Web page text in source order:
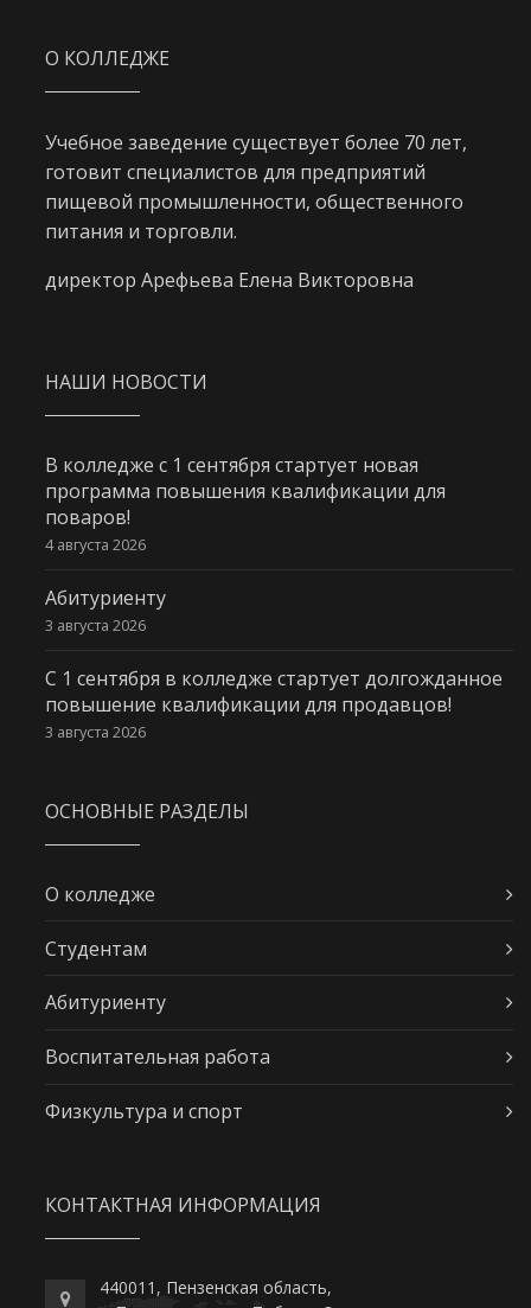
О КОЛЛЕДЖЕ
Учебное заведение существует более 70 лет,
готовит специалистов для предприятий
пищевой промышленности, общественного
питания и торговли.
директор Арефьева Елена Викторовна
НАШИ НОВОСТИ
В колледже с 1 сентября стартует новая
программа повышения квалификации для
поваров!
4 августа 2026
Абитуриенту
3 августа 2026
С 1 сентября в колледже стартует долгожданное
повышение квалификации для продавцов!
3 августа 2026
ОСНОВНЫЕ РАЗДЕЛЫ
О колледже
Студентам
Абитуриенту
Воспитательная работа
Физкультура и спорт
КОНТАКТНАЯ ИНФОРМАЦИЯ
440011, Пензенская область,